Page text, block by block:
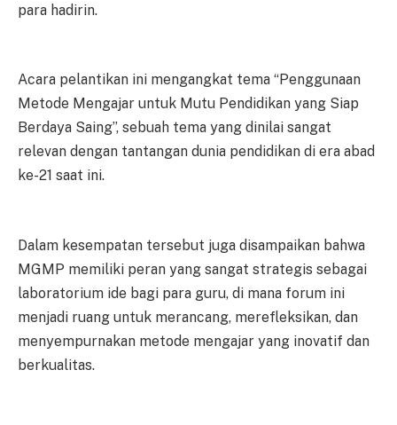
para hadirin.
Acara pelantikan ini mengangkat tema “Penggunaan
Metode Mengajar untuk Mutu Pendidikan yang Siap
Berdaya Saing”, sebuah tema yang dinilai sangat
relevan dengan tantangan dunia pendidikan di era abad
ke-21 saat ini.
Dalam kesempatan tersebut juga disampaikan bahwa
MGMP memiliki peran yang sangat strategis sebagai
laboratorium ide bagi para guru, di mana forum ini
menjadi ruang untuk merancang, merefleksikan, dan
menyempurnakan metode mengajar yang inovatif dan
berkualitas.